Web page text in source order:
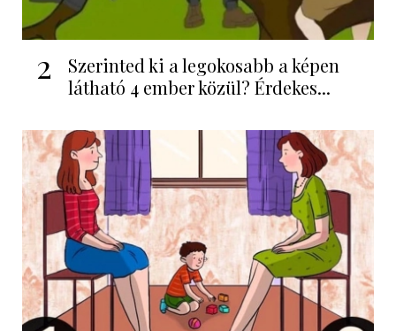
2
Szerinted ki a legokosabb a képen
látható 4 ember közül? Érdekes...